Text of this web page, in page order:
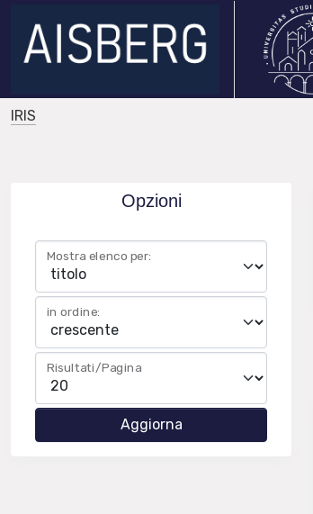
IRIS
Opzioni
Mostra elenco per:
in ordine:
Risultati/Pagina